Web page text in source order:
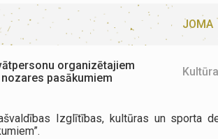
JOMA
organizētajiem
pasākumiem
Kultūra
Izglītības, kultūras un sporta